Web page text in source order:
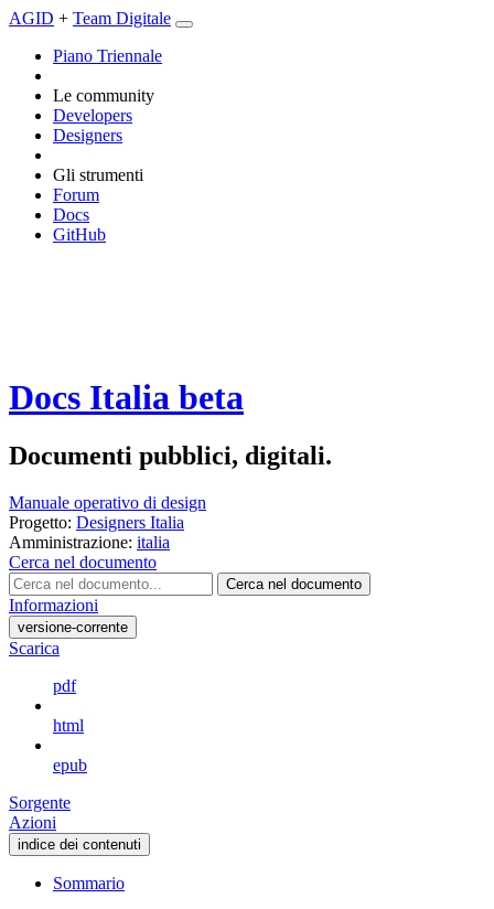
AGID + Team Digitale
Piano Triennale
Le community
Developers
Designers
Gli strumenti
Forum
Docs
GitHub
Docs Italia beta
Documenti pubblici, digitali.
Manuale operativo di design
Progetto: Designers Italia
Amministrazione: italia
Cerca nel documento
Cerca nel documento
Informazioni
versione-corrente
Scarica
pdf
html
epub
Sorgente
Azioni
indice dei contenuti
Sommario